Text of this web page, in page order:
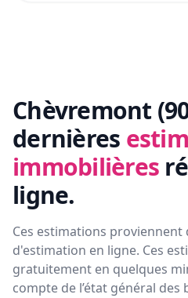
Chèvremont
dernières
immobilières
ligne.
Ces estimations
d'estimation en ligne. Ces
gratuitement en quelques
compte de l’état général des